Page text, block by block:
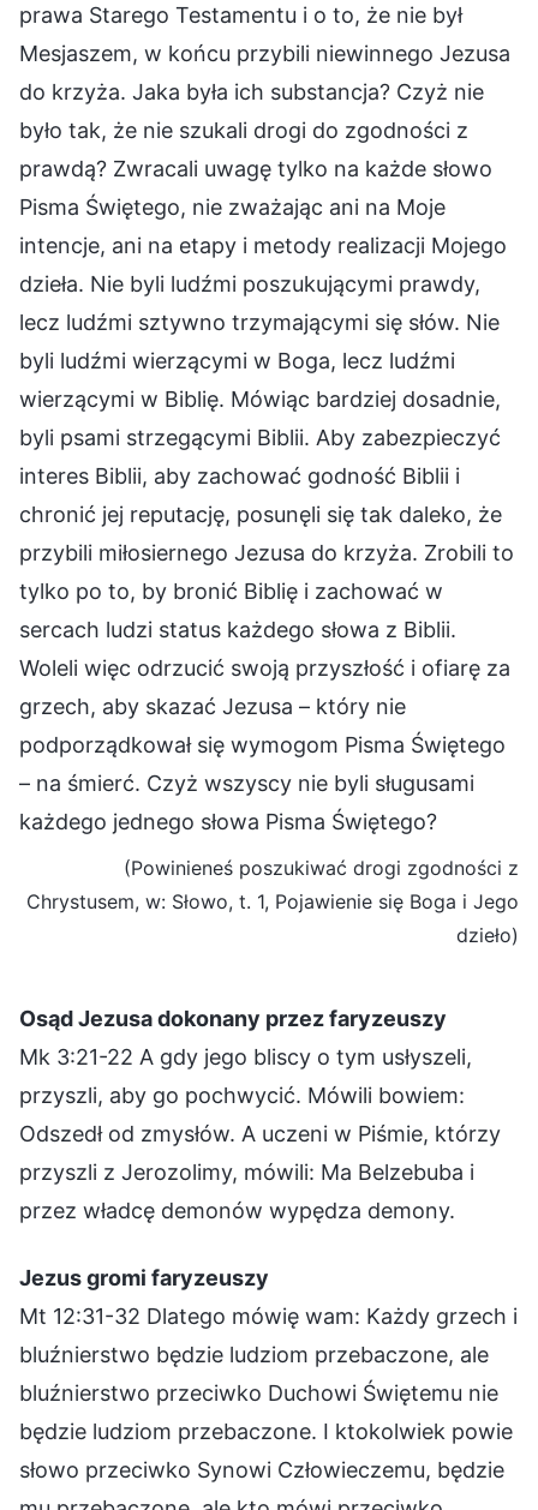
prawa Starego Testamentu i o to, że nie był
Mesjaszem, w końcu przybili niewinnego Jezusa
do krzyża. Jaka była ich substancja? Czyż nie
było tak, że nie szukali drogi do zgodności z
prawdą? Zwracali uwagę tylko na każde słowo
Pisma Świętego, nie zważając ani na Moje
intencje, ani na etapy i metody realizacji Mojego
dzieła. Nie byli ludźmi poszukującymi prawdy,
lecz ludźmi sztywno trzymającymi się słów. Nie
byli ludźmi wierzącymi w Boga, lecz ludźmi
wierzącymi w Biblię. Mówiąc bardziej dosadnie,
byli psami strzegącymi Biblii. Aby zabezpieczyć
interes Biblii, aby zachować godność Biblii i
chronić jej reputację, posunęli się tak daleko, że
przybili miłosiernego Jezusa do krzyża. Zrobili to
tylko po to, by bronić Biblię i zachować w
sercach ludzi status każdego słowa z Biblii.
Woleli więc odrzucić swoją przyszłość i ofiarę za
grzech, aby skazać Jezusa – który nie
podporządkował się wymogom Pisma Świętego
– na śmierć. Czyż wszyscy nie byli sługusami
każdego jednego słowa Pisma Świętego?
(Powinieneś poszukiwać drogi zgodności z
Chrystusem, w: Słowo, t. 1, Pojawienie się Boga i Jego
dzieło)
Osąd Jezusa dokonany przez faryzeuszy
Mk 3:21-22 A gdy jego bliscy o tym usłyszeli,
przyszli, aby go pochwycić. Mówili bowiem:
Odszedł od zmysłów. A uczeni w Piśmie, którzy
przyszli z Jerozolimy, mówili: Ma Belzebuba i
przez władcę demonów wypędza demony.
Jezus gromi faryzeuszy
Mt 12:31-32 Dlatego mówię wam: Każdy grzech i
bluźnierstwo będzie ludziom przebaczone, ale
bluźnierstwo przeciwko Duchowi Świętemu nie
będzie ludziom przebaczone. I ktokolwiek powie
słowo przeciwko Synowi Człowieczemu, będzie